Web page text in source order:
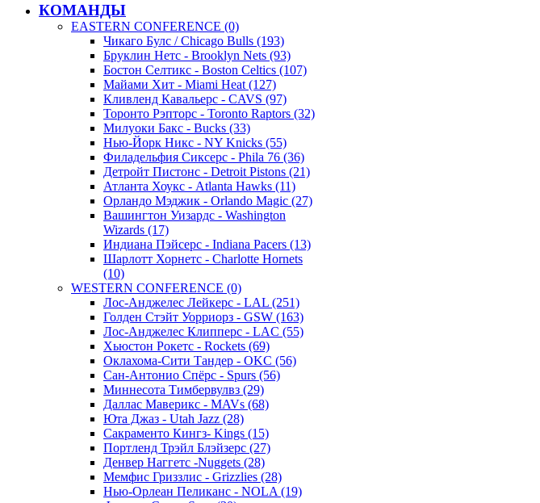
КОМАНДЫ
EASTERN CONFERENCE (0)
Чикаго Булс / Chicago Bulls (193)
Бруклин Нетс - Brooklyn Nets (93)
Бостон Селтикс - Boston Celtics (107)
Майами Хит - Miami Heat (127)
Кливленд Кавальерс - CAVS (97)
Торонто Рэпторс - Toronto Raptors (32)
Милуоки Бакс - Bucks (33)
Нью-Йорк Никс - NY Knicks (55)
Филадельфия Сиксерс - Phila 76 (36)
Детройт Пистонс - Detroit Pistons (21)
Атланта Хоукс - Atlanta Hawks (11)
Орландо Мэджик - Orlando Magic (27)
Вашингтон Уизардс - Washington
Wizards (17)
Индиана Пэйсерс - Indiana Pacers (13)
Шарлотт Хорнетс - Charlotte Hornets
(10)
WESTERN CONFERENCE (0)
Лос-Анджелес Лейкерс - LAL (251)
Голден Стэйт Уорриорз - GSW (163)
Лос-Анджелес Клипперс - LAC (55)
Хьюстон Рокетс - Rockets (69)
Оклахома-Сити Тандер - OKC (56)
Сан-Антонио Спёрс - Spurs (56)
Миннесота Тимбервулвз (29)
Даллас Маверикс - MAVs (68)
Юта Джаз - Utah Jazz (28)
Сакраменто Кингз- Kings (15)
Портленд Трэйл Блэйзерс (27)
Денвер Наггетс -Nuggets (28)
Мемфис Гриззлис - Grizzlies (28)
Нью-Орлеан Пеликанс - NOLA (19)